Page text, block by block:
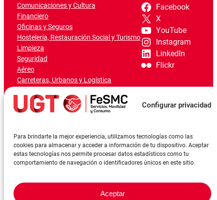
Configurar privacidad
Para brindarte la mejor experiencia, utilizamos tecnologías como las
cookies para almacenar y acceder a información de tu dispositivo. Aceptar
estas tecnologías nos permite procesar datos estadísticos como tu
comportamiento de navegación o identificadores únicos en este sitio.
Aceptar
Comunicaciones y Cultura
Financiero
Oficinas y Seguros
Hostelería, Restauración Social y Turismo
Limpieza
Seguridad
Aéreo
Carreteras, Urbanos y Logística
Marítimo-Portuario
Facebook
X
YouTube
Instagram
LinkedIn
Flickr